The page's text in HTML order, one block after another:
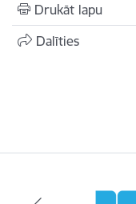
Drukāt lapu
Dalīties